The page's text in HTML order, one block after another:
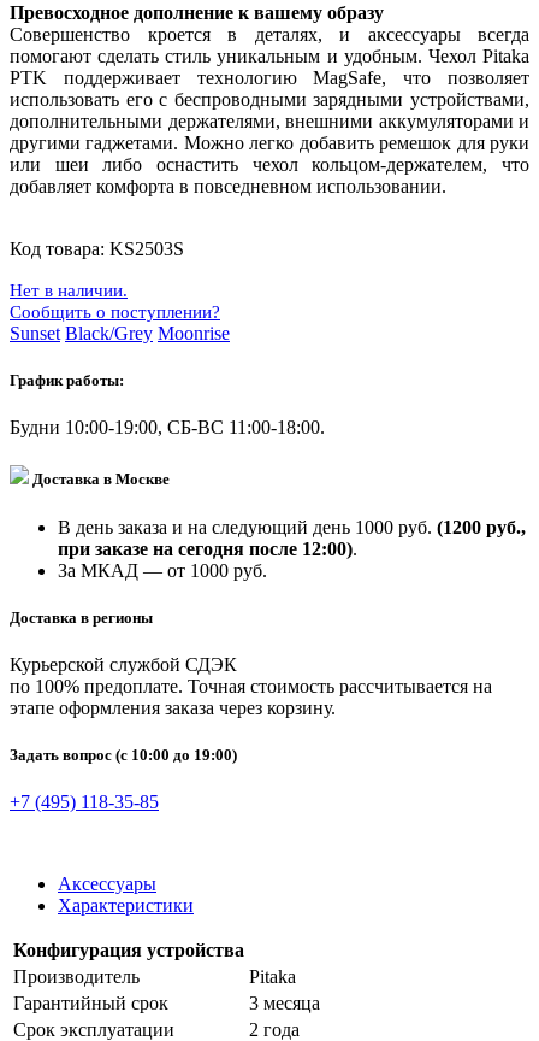
Превосходное дополнение к вашему образу
Совершенство кроется в деталях, и аксессуары всегда
помогают сделать стиль уникальным и удобным. Чехол Pitaka
PTK поддерживает технологию MagSafe, что позволяет
использовать его с беспроводными зарядными устройствами,
дополнительными держателями, внешними аккумуляторами и
другими гаджетами. Можно легко добавить ремешок для руки
или шеи либо оснастить чехол кольцом-держателем, что
добавляет комфорта в повседневном использовании.
Код товара: KS2503S
Нет в наличии.
Сообщить о поступлении?
Sunset Black/Grey Moonrise
График работы:
Будни 10:00-19:00, СБ-ВС 11:00-18:00.
Доставка в Москве
В день заказа и на следующий день 1000 руб. (1200 руб.,
при заказе на сегодня после 12:00).
За МКАД — от 1000 руб.
Доставка в регионы
Курьерской службой СДЭК
по 100% предоплате. Точная стоимость рассчитывается на
этапе оформления заказа через корзину.
Задать вопрос (с 10:00 до 19:00)
+7 (495) 118-35-85
Аксессуары
Характеристики
Конфигурация устройства
Производитель
Pitaka
Гарантийный срок
3 месяца
Срок эксплуатации
2 года